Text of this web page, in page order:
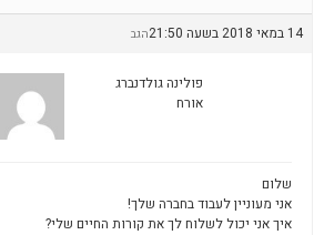
14 במאי 2018 בשעה 21:50 הגב
פולינה גולדנברג
אורח
שלום
אני מעוניין לעבוד בחברה שלך!
איך אני יכול לשלוח לך את קורות החיים שלי?